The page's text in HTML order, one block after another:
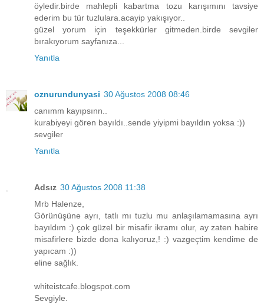
öyledir.birde mahlepli kabartma tozu karışımını tavsiye
ederim bu tür tuzlulara.acayip yakışıyor..
güzel yorum için teşekkürler gitmeden.birde sevgiler
bırakıyorum sayfanıza...
Yanıtla
oznurundunyasi 30 Ağustos 2008 08:46
canımm kayıpsınn..
kurabiyeyi gören bayıldı..sende yiyipmi bayıldın yoksa :))
sevgiler
Yanıtla
Adsız 30 Ağustos 2008 11:38
Mrb Halenze,
Görünüşüne ayrı, tatlı mı tuzlu mu anlaşılamamasına ayrı
bayıldım :) çok güzel bir misafir ikramı olur, ay zaten habire
misafirlere bizde dona kalıyoruz,! :) vazgeçtim kendime de
yapıcam :))
eline sağlık.
whiteistcafe.blogspot.com
Sevgiyle.